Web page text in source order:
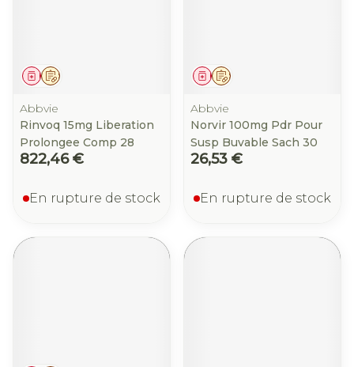
Sur prescription
Médicament
Abbvie
Rinvoq 15mg Liberation
Prolongee Comp 28
822,46 €
En rupture de stock
Sur prescription
Médicament
Abbvie
Norvir 100mg Pdr Pour
Susp Buvable Sach 30
26,53 €
En rupture de stock